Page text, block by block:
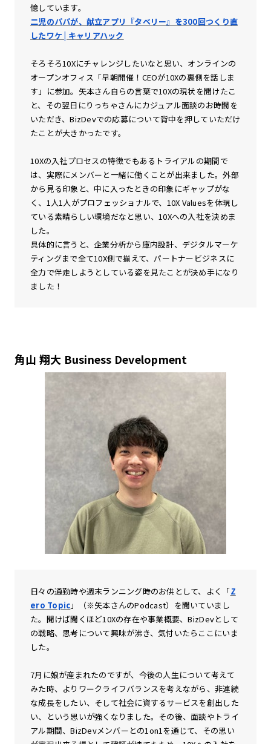
憶しています。
二児のパパが、献立アプリ『タベリー』を300回つくり直
したワケ | キャリアハック
そろそろ10Xにチャレンジしたいなと思い、オンラインの
オープンオフィス「早朝開催！CEOが10Xの裏側を話しま
す」に参加。矢本さん自らの言葉で10Xの現状を聞けたこ
と、その翌日にりっちゃさんにカジュアル面談のお時間を
いただき、BizDevでの応募について背中を押していただけ
たことが大きかったです。
10Xの入社プロセスの特徴でもあるトライアルの期間で
は、実際にメンバーと一緒に働くことが出来ました。外部
から見る印象と、中に入ったときの印象にギャップがな
く、1人1人がプロフェッショナルで、10X Valuesを体現し
ている素晴らしい環境だなと思い、10Xへの入社を決めま
した。
具体的に言うと、企業分析から庫内設計、デジタルマーケ
ティングまで全て10X側で揃えて、パートナービジネスに
全力で伴走しようとしている姿を見たことが決め手になり
ました！
角山 翔大 Business Development
日々の通勤時や週末ランニング時のお供として、よく「Z
ero Topic 」（※矢本さんのPodcast）を聞いていまし
た。聞けば聞くほど10Xの存在や事業概要、BizDevとして
の戦略、思考について興味が沸き、気付いたらここにいま
した。
7月に娘が産まれたのですが、今後の人生について考えて
みた時、よりワークライフバランスを考えながら、非連続
な成長をしたい、そして社会に資するサービスを創出した
い、という思いが強くなりました。その後、面談やトライ
アル期間、BizDevメンバーとの1on1を通じて、その思い